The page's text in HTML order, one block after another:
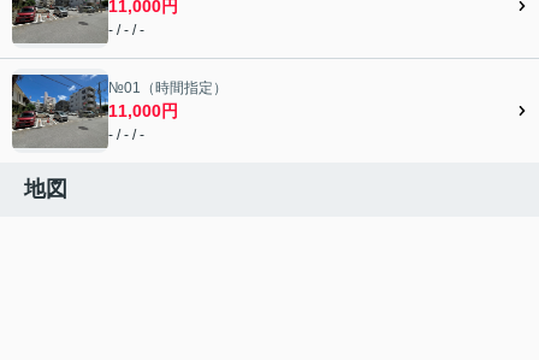
11,000円
- / - / -
№01（時間指定）
11,000円
- / - / -
地図